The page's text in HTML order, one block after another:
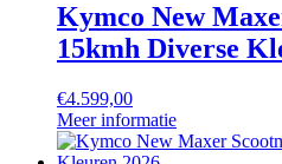
Kymco New
15kmh Diverse
€4.599,00
Meer informatie